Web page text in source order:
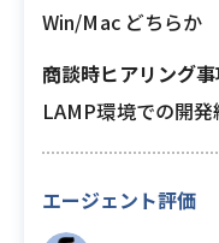
Win/Mac どちらか
商談時ヒアリング
LAMP環境での開
エージェント評価